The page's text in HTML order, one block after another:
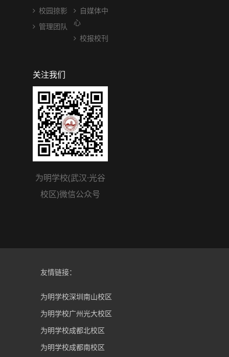
校园掠影
管理团队
自媒体中
心
校报校刊
关注我们
为明学校(武汉·光谷
校区)微信公众号
友情链接：
为明学校深圳南山校区
为明学校广州光大校区
为明学校成都北校区
为明学校成都南校区